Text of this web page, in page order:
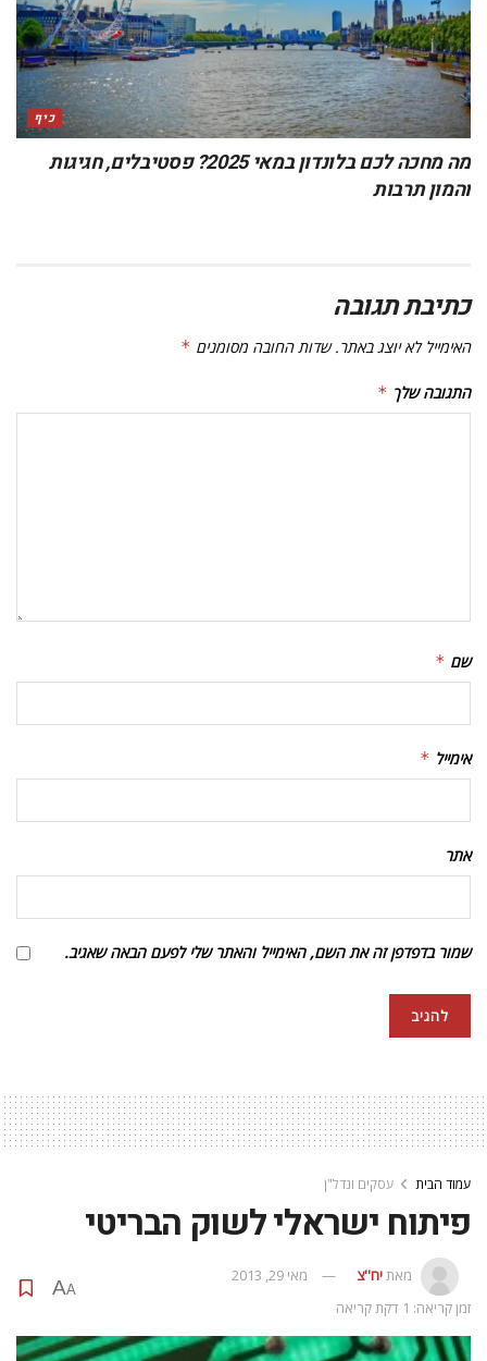
כיף
מה מחכה לכם בלונדון במאי 2025? פסטיבלים, חגיגות
והמון תרבות
כתיבת תגובה
האימייל לא יוצג באתר. שדות החובה מסומנים *
התגובה שלך *
שם *
אימייל *
אתר
שמור בדפדפן זה את השם, האימייל והאתר שלי לפעם הבאה שאגיב.
עמוד הבית עסקים ונדל"ן
פיתוח ישראלי לשוק הבריטי
מאתיח''צ
מאי 29, 2013
זמן קריאה: 1 דקת קריאה
A
A